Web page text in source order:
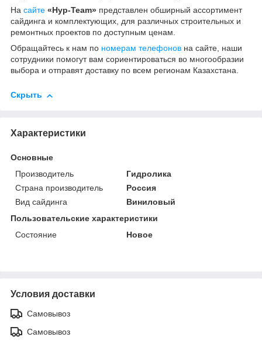
На сайте «Нур-Team» представлен обширный ассортимент
сайдинга и комплектующих, для различных строительных и
ремонтных проектов по доступным ценам.
Обращайтесь к нам по номерам телефонов на сайте, наши
сотрудники помогут вам сориентироваться во многообразии
выбора и отправят доставку по всем регионам Казахстана.
Скрыть
Характеристики
Основные
Производитель
Гидролика
Страна производитель
Россия
Вид сайдинга
Виниловый
Пользовательские характеристики
Состояние
Новое
Условия доставки
Самовывоз
Самовывоз